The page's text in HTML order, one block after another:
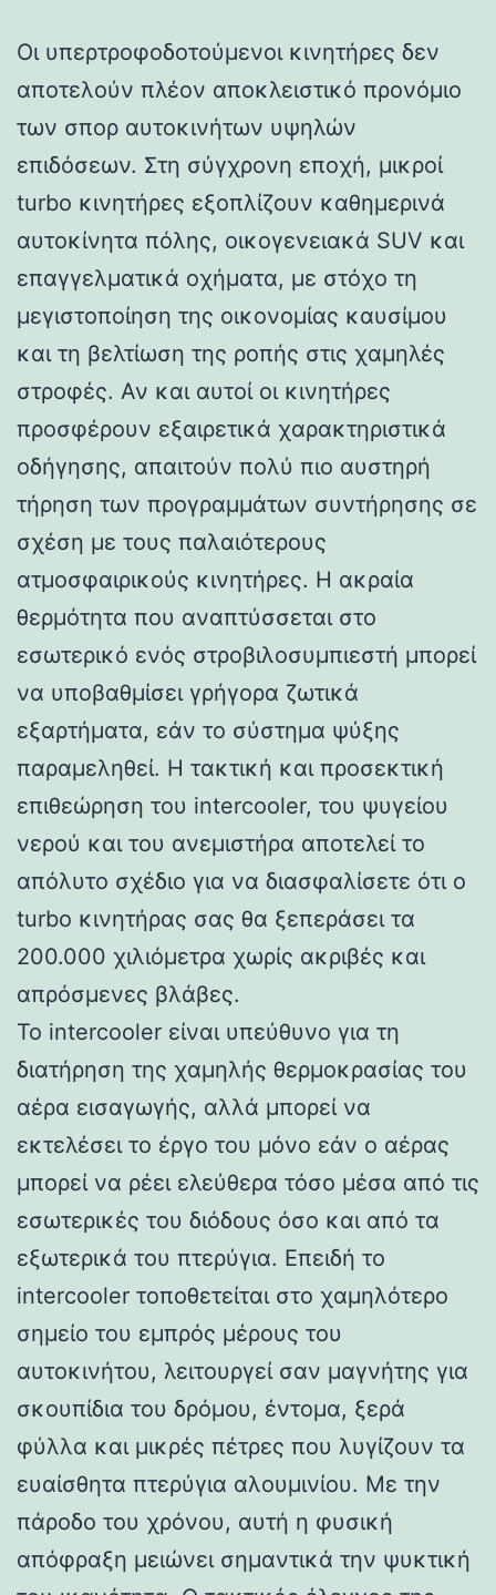
Οι υπερτροφοδοτούμενοι κινητήρες δεν
αποτελούν πλέον αποκλειστικό προνόμιο
των σπορ αυτοκινήτων υψηλών
επιδόσεων. Στη σύγχρονη εποχή, μικροί
turbo κινητήρες εξοπλίζουν καθημερινά
αυτοκίνητα πόλης, οικογενειακά SUV και
επαγγελματικά οχήματα, με στόχο τη
μεγιστοποίηση της οικονομίας καυσίμου
και τη βελτίωση της ροπής στις χαμηλές
στροφές. Αν και αυτοί οι κινητήρες
προσφέρουν εξαιρετικά χαρακτηριστικά
οδήγησης, απαιτούν πολύ πιο αυστηρή
τήρηση των προγραμμάτων συντήρησης σε
σχέση με τους παλαιότερους
ατμοσφαιρικούς κινητήρες. Η ακραία
θερμότητα που αναπτύσσεται στο
εσωτερικό ενός στροβιλοσυμπιεστή μπορεί
να υποβαθμίσει γρήγορα ζωτικά
εξαρτήματα, εάν το σύστημα ψύξης
παραμεληθεί. Η τακτική και προσεκτική
επιθεώρηση του intercooler, του ψυγείου
νερού και του ανεμιστήρα αποτελεί το
απόλυτο σχέδιο για να διασφαλίσετε ότι ο
turbo κινητήρας σας θα ξεπεράσει τα
200.000 χιλιόμετρα χωρίς ακριβές και
απρόσμενες βλάβες.
Το intercooler είναι υπεύθυνο για τη
διατήρηση της χαμηλής θερμοκρασίας του
αέρα εισαγωγής, αλλά μπορεί να
εκτελέσει το έργο του μόνο εάν ο αέρας
μπορεί να ρέει ελεύθερα τόσο μέσα από τις
εσωτερικές του διόδους όσο και από τα
εξωτερικά του πτερύγια. Επειδή το
intercooler τοποθετείται στο χαμηλότερο
σημείο του εμπρός μέρους του
αυτοκινήτου, λειτουργεί σαν μαγνήτης για
σκουπίδια του δρόμου, έντομα, ξερά
φύλλα και μικρές πέτρες που λυγίζουν τα
ευαίσθητα πτερύγια αλουμινίου. Με την
πάροδο του χρόνου, αυτή η φυσική
απόφραξη μειώνει σημαντικά την ψυκτική